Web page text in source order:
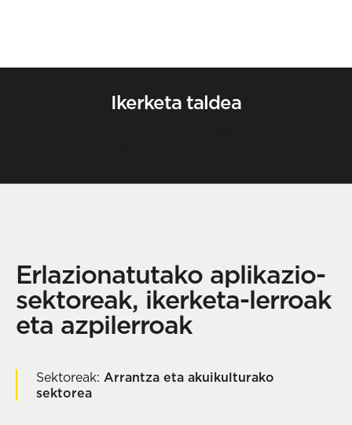
Ikerketa taldea
Erlazionatutako aplikazio-
sektoreak, ikerketa-lerroak
eta azpilerroak
Sektoreak: Arrantza eta akuikulturako
sektorea